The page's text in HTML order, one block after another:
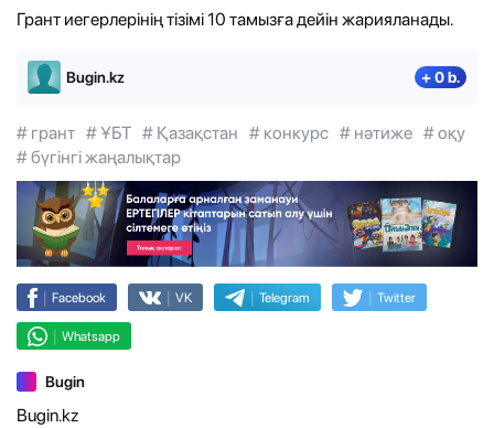
Грант иегерлерінің тізімі 10 тамызға дейін жарияланады.
Bugin.kz + 0 b.
# грант # ҰБТ # Қазақстан # конкурс # нәтиже # оқу
# бүгінгі жаңалықтар
| Facebook | VK | Telegram | Twitter
| Whatsapp
Bugin
Bugin.kz